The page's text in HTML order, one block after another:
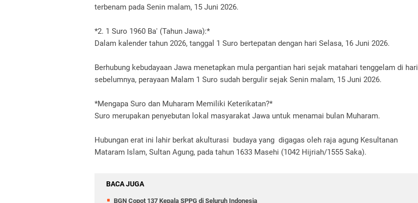
terbenam pada Senin malam, 15 Juni 2026.
*2. 1 Suro 1960 Ba' (Tahun Jawa):*
Dalam kalender tahun 2026, tanggal 1 Suro bertepatan dengan hari Selasa, 16 Juni 2026.
Berhubung kebudayaan Jawa menetapkan mula pergantian hari sejak matahari tenggelam di hari
sebelumnya, perayaan Malam 1 Suro sudah bergulir sejak Senin malam, 15 Juni 2026.
*Mengapa Suro dan Muharam Memiliki Keterikatan?*
Suro merupakan penyebutan lokal masyarakat Jawa untuk menamai bulan Muharam.
Hubungan erat ini lahir berkat akulturasi budaya yang digagas oleh raja agung Kesultanan
Mataram Islam, Sultan Agung, pada tahun 1633 Masehi (1042 Hijriah/1555 Saka).
BACA JUGA
BGN Copot 137 Kepala SPPG di Seluruh Indonesia